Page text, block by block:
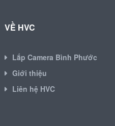
VỀ HVC
Lắp Camera Bình Phước
Giới thiệu
Liên hệ HVC